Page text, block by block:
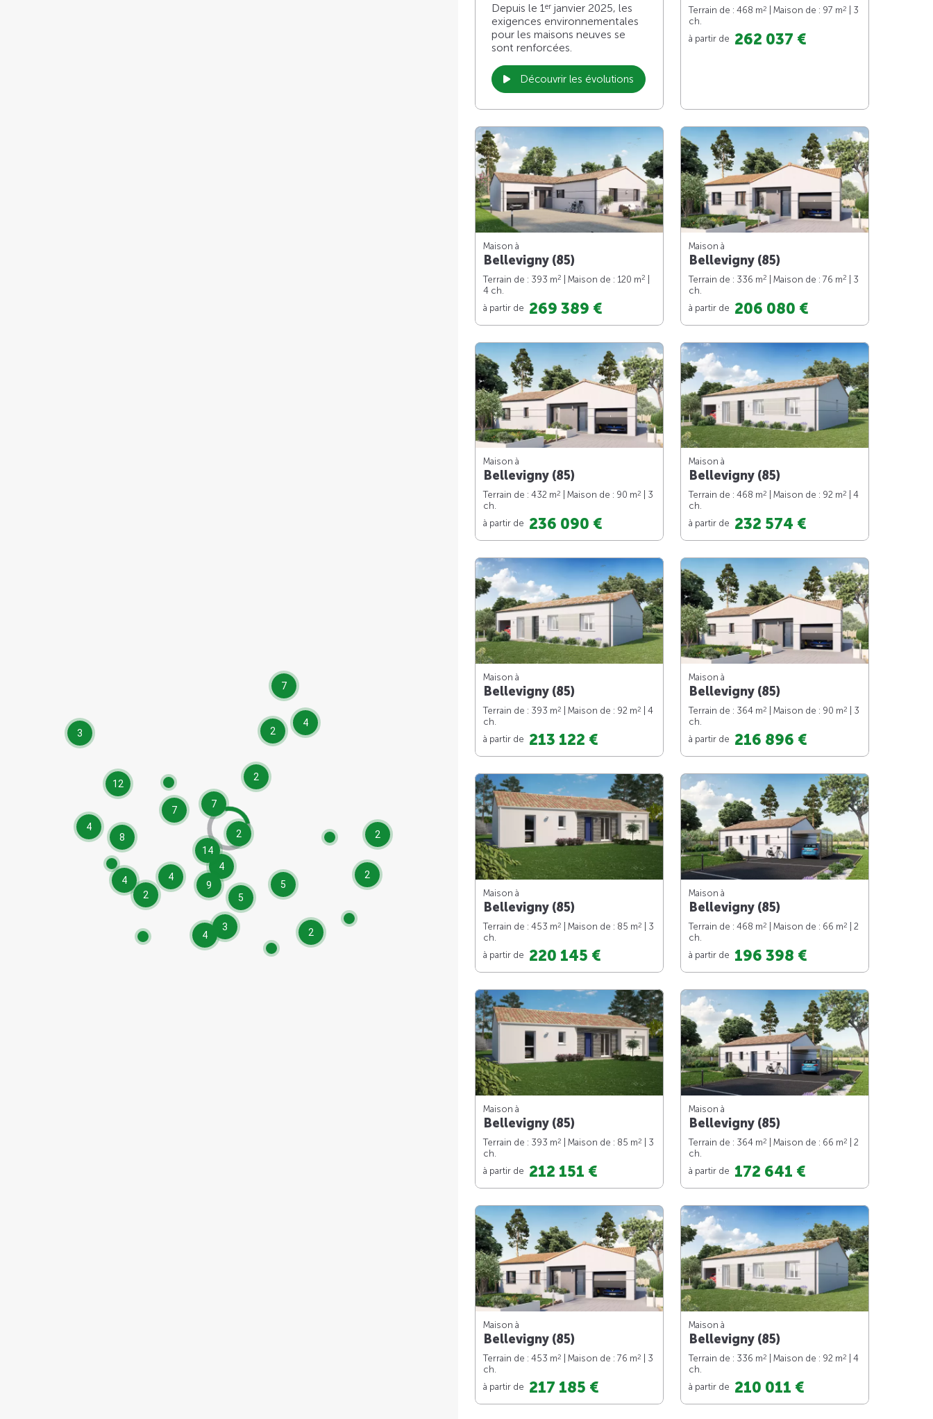
7
8
14
12
7
3
4
9
2
4
7
5
4
3
4
5
2
2
4
2
4
2
2
2
Depuis le 1 er janvier 2025, les
exigences environnementales
pour les maisons neuves se
sont renforcées.
Découvrir les évolutions
Terrain de : 468 m2 | Maison de : 97 m2
| 3
ch.
à partir de 262 037 €
Maison à
Bellevigny (85)
Terrain de : 393 m2 | Maison de : 120 m2
4 ch.
à partir de 269 389 €
Maison à
Bellevigny (85)
Terrain de : 336 m2 | Maison de : 76 m2
| 3
ch.
à partir de 206 080 €
Maison à
Bellevigny (85)
Terrain de : 432 m2 | Maison de : 90 m2
| 3
ch.
à partir de 236 090 €
Maison à
Bellevigny (85)
Terrain de : 468 m2 | Maison de : 92 m2
| 4
ch.
à partir de 232 574 €
Maison à
Bellevigny (85)
Terrain de : 393 m2 | Maison de : 92 m2
| 4
ch.
à partir de 213 122 €
Maison à
Bellevigny (85)
Terrain de : 364 m2 | Maison de : 90 m2
| 3
ch.
à partir de 216 896 €
Maison à
Bellevigny (85)
Terrain de : 453 m2 | Maison de : 85 m2
| 3
ch.
à partir de 220 145 €
Maison à
Bellevigny (85)
Terrain de : 468 m2 | Maison de : 66 m2
| 2
ch.
à partir de 196 398 €
Maison à
Bellevigny (85)
Terrain de : 393 m2 | Maison de : 85 m2
| 3
ch.
à partir de 212 151 €
Maison à
Bellevigny (85)
Terrain de : 364 m2 | Maison de : 66 m2
| 2
ch.
à partir de 172 641 €
Maison à
Bellevigny (85)
Terrain de : 453 m2 | Maison de : 76 m2
| 3
ch.
à partir de 217 185 €
Maison à
Bellevigny (85)
Terrain de : 336 m2 | Maison de : 92 m2
| 4
ch.
à partir de 210 011 €